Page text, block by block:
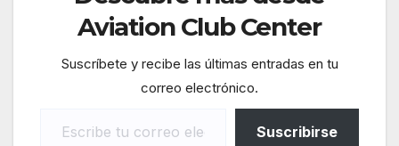
Aviation Club Center
Suscríbete y recibe las últimas entradas en tu
correo electrónico.
Suscribirse